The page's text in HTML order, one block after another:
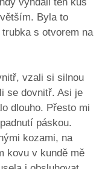
vyndali ten kus
Byla to
s otvorem na
vzali si silnou
se dovnitř. Asi je
dlouho. Přesto mi
páskou.
kozami, na
kovu v kundě mě